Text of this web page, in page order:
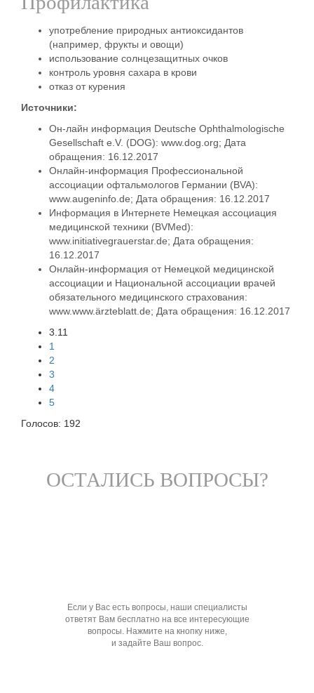
употребление природных антиоксидантов
(например, фрукты и овощи)
использование солнцезащитных очков
контроль уровня сахара в крови
отказ от курения
Источники:
Он-лайн информация Deutsche Ophthalmologische
Gesellschaft e.V. (DOG): www.dog.org; Дата
обращения: 16.12.2017
Онлайн-информация Профессиональной
ассоциации офтальмологов Германии (BVA):
www.augeninfo.de; Дата обращения: 16.12.2017
Информация в Интернете Немецкая ассоциация
медицинской техники (BVMed):
www.initiativegrauerstar.de; Дата обращения:
16.12.2017
Онлайн-информация от Немецкой медицинской
ассоциации и Национальной ассоциации врачей
обязательного медицинского страхования:
www.www.ärzteblatt.de; Дата обращения: 16.12.2017
3.11
1
2
3
4
5
Голосов: 192
ОСТАЛИСЬ ВОПРОСЫ?
Если у Вас есть вопросы, наши специалисты
ответят Вам бесплатно на все интересующие
вопросы. Нажмите на кнопку ниже,
и задайте Ваш вопрос.